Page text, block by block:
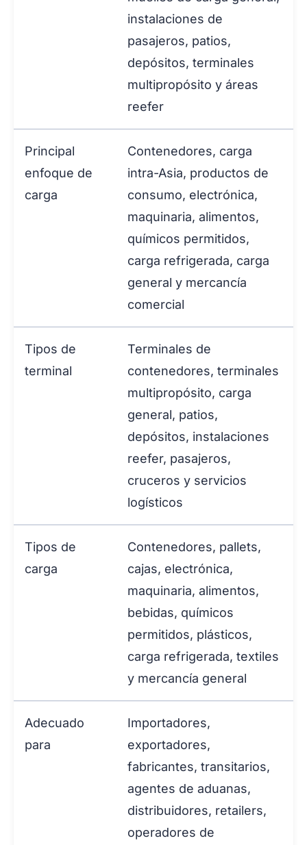
instalaciones de
pasajeros, patios,
depósitos, terminales
multipropósito y áreas
reefer
Principal
enfoque de
carga
Contenedores, carga
intra-Asia, productos de
consumo, electrónica,
maquinaria, alimentos,
químicos permitidos,
carga refrigerada, carga
general y mercancía
comercial
Tipos de
terminal
Terminales de
contenedores, terminales
multipropósito, carga
general, patios,
depósitos, instalaciones
reefer, pasajeros,
cruceros y servicios
logísticos
Tipos de
carga
Contenedores, pallets,
cajas, electrónica,
maquinaria, alimentos,
bebidas, químicos
permitidos, plásticos,
carga refrigerada, textiles
y mercancía general
Adecuado
para
Importadores,
exportadores,
fabricantes, transitarios,
agentes de aduanas,
distribuidores, retailers,
operadores de